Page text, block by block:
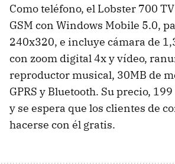
Como teléfono, el Lobster 700
GSM con Windows Mobile 5.0,
240x320, e incluye cámara de
con zoom digital 4x y vídeo,
reproductor musical, 30MB de
GPRS y Bluetooth. Su precio,
y se espera que los clientes de
hacerse con él gratis.